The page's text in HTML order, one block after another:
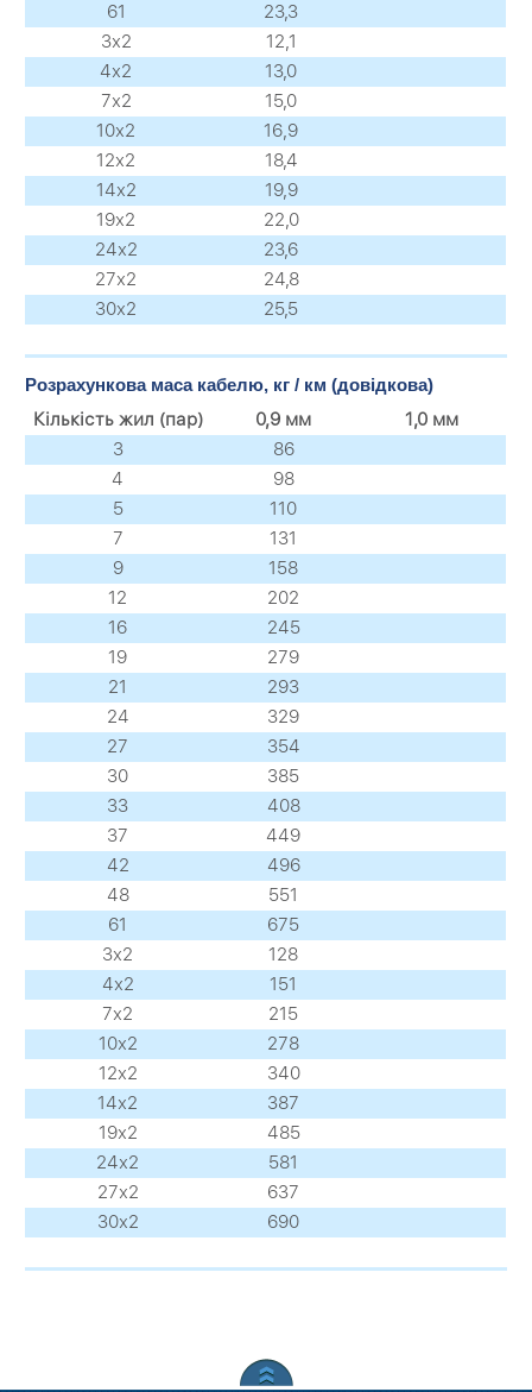
61
23,3
3х2
12,1
4х2
13,0
7х2
15,0
10х2
16,9
12х2
18,4
14х2
19,9
19х2
22,0
24х2
23,6
27х2
24,8
30х2
25,5
Розрахункова маса кабелю, кг / км (довідкова)
Кількість жил (пар) 0,9 мм
1,0 мм
3
86
4
98
5
110
7
131
9
158
12
202
16
245
19
279
21
293
24
329
27
354
30
385
33
408
37
449
42
496
48
551
61
675
3х2
128
4х2
151
7х2
215
10х2
278
12х2
340
14х2
387
19х2
485
24х2
581
27х2
637
30х2
690